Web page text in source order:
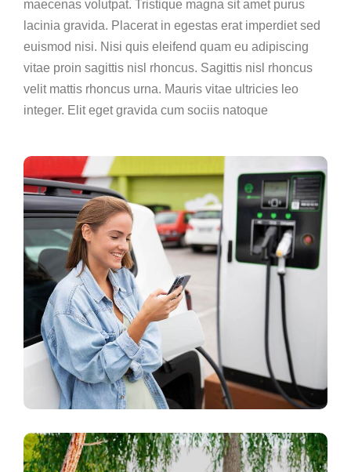
maecenas volutpat. Tristique magna sit amet purus
lacinia gravida. Placerat in egestas erat imperdiet sed
euismod nisi. Nisi quis eleifend quam eu adipiscing
vitae proin sagittis nisl rhoncus. Sagittis nisl rhoncus
velit mattis rhoncus urna. Mauris vitae ultricies leo
integer. Elit eget gravida cum sociis natoque